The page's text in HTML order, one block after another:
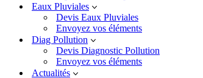
Eaux Pluviales
Devis Eaux Pluviales
Envoyez vos éléments
Diag Pollution
Devis Diagnostic Pollution
Envoyez vos éléments
Actualités